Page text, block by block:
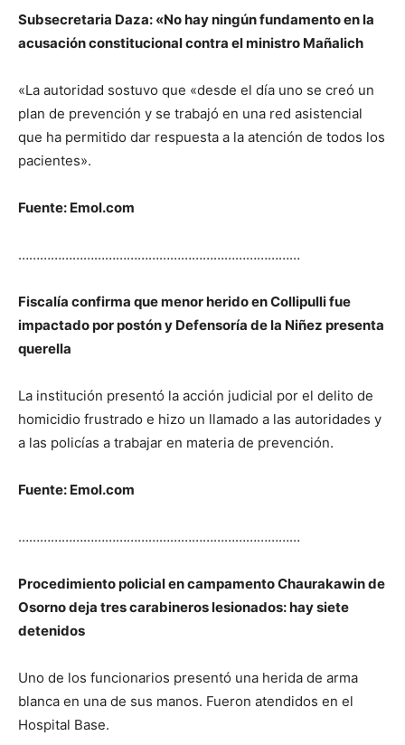
Subsecretaria Daza: «No hay ningún fundamento en la
acusación constitucional contra el ministro Mañalich
«La autoridad sostuvo que «desde el día uno se creó un
plan de prevención y se trabajó en una red asistencial
que ha permitido dar respuesta a la atención de todos los
pacientes».
Fuente: Emol.com
……………………………………………………………………
Fiscalía confirma que menor herido en Collipulli fue
impactado por postón y Defensoría de la Niñez presenta
querella
La institución presentó la acción judicial por el delito de
homicidio frustrado e hizo un llamado a las autoridades y
a las policías a trabajar en materia de prevención.
Fuente: Emol.com
……………………………………………………………………
Procedimiento policial en campamento Chaurakawin de
Osorno deja tres carabineros lesionados: hay siete
detenidos
Uno de los funcionarios presentó una herida de arma
blanca en una de sus manos. Fueron atendidos en el
Hospital Base.